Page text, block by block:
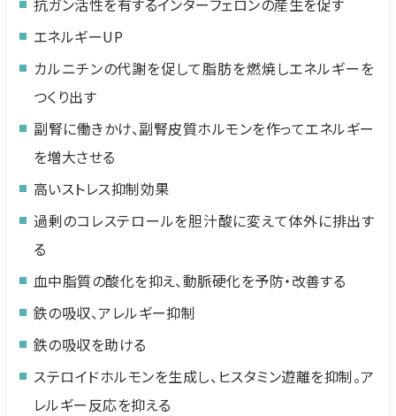
抗ガン活性を有するインターフェロンの産生を促す
エネルギーUP
カルニチンの代謝を促して脂肪を燃焼しエネルギーを
つくり出す
副腎に働きかけ、副腎皮質ホルモンを作ってエネルギー
を増大させる
高いストレス抑制効果
過剰のコレステロールを胆汁酸に変えて体外に排出す
る
血中脂質の酸化を抑え、動脈硬化を予防・改善する
鉄の吸収、アレルギー抑制
鉄の吸収を助ける
ステロイドホルモンを生成し、ヒスタミン遊離を抑制。ア
レルギー反応を抑える